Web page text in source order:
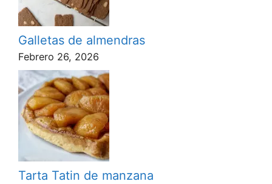
Galletas de almendras
Febrero 26, 2026
Tarta Tatin de manzana